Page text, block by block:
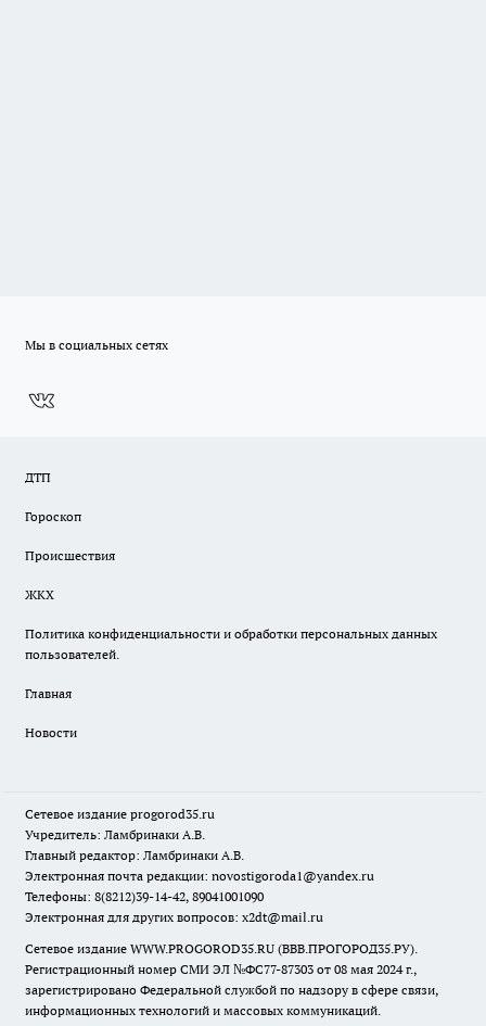
Мы в социальных сетях
ДТП
Гороскоп
Происшествия
ЖКХ
Политика конфиденциальности и обработки персональных данных
пользователей.
Главная
Новости
Сетевое издание progorod35.ru
Учредитель: Ламбринаки А.В.
Главный редактор: Ламбринаки А.В.
Электронная почта редакции: novostigoroda1@yandex.ru
Телефоны: 8(8212)39-14-42, 89041001090
Электронная для других вопросов: x2dt@mail.ru
Сетевое издание WWW.PROGOROD35.RU (ВВВ.ПРОГОРОД35.РУ).
Регистрационный номер СМИ ЭЛ №ФС77-87303 от 08 мая 2024 г.,
зарегистрировано Федеральной службой по надзору в сфере связи,
информационных технологий и массовых коммуникаций.